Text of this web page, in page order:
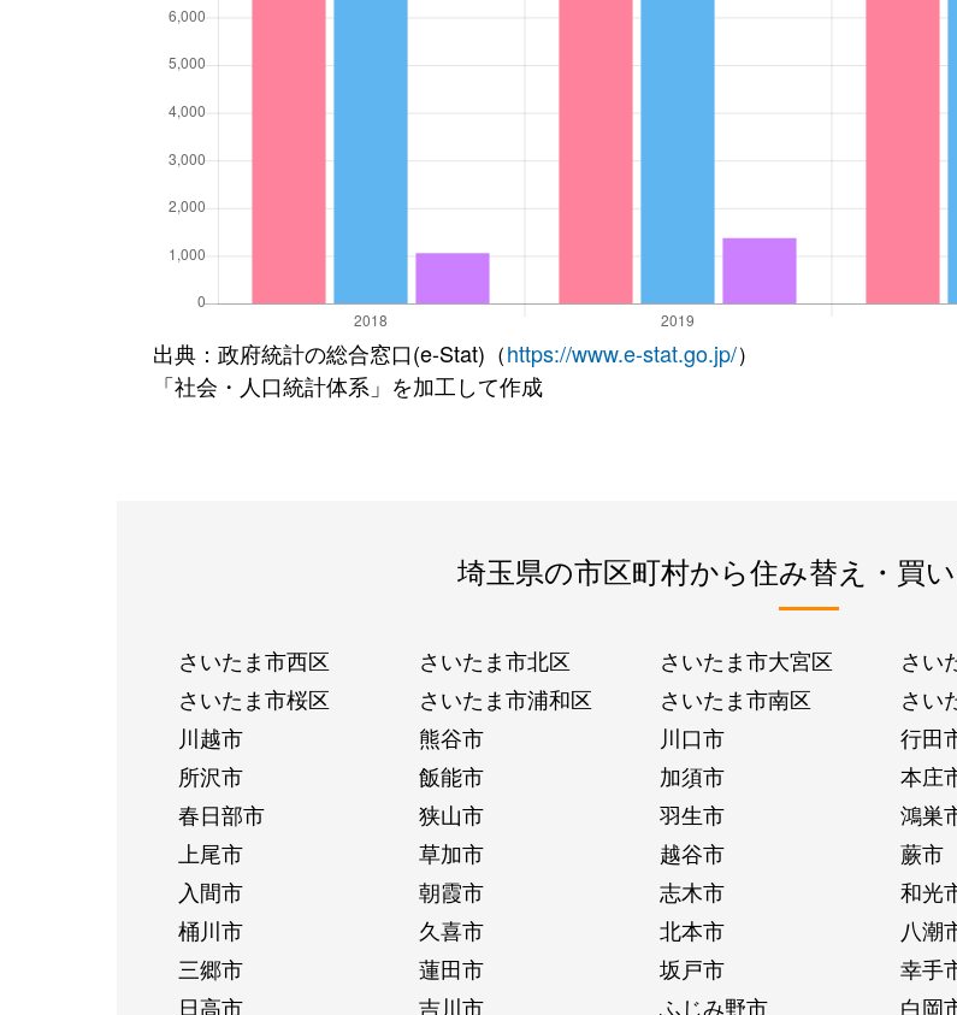
出典：政府統計の総合窓口(e-Stat)（https://www.e-stat.go.jp/）
「社会・人口統計体系」を加工して作成
埼玉県の市区町村から住み替え・買
さいたま市西区 さいたま市北区 さいたま市大宮区 さい
さいたま市桜区
さいたま市浦和区 さいたま市南区 さい
川越市
熊谷市 川口市 行田
所沢市
飯能市 加須市 本庄
春日部市
狭山市 羽生市 鴻巣
上尾市
草加市 越谷市 蕨市
入間市
朝霞市 志木市 和光
桶川市
久喜市 北本市 八潮
三郷市
蓮田市 坂戸市 幸手
日高市
吉川市 ふじみ野市 白岡